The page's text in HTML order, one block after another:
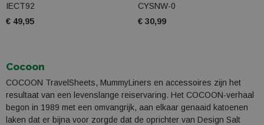
IECT92
€ 49,95
CYSNW-0
€ 30,99
Cocoon
COCOON TravelSheets, MummyLiners en accessoires zijn het
resultaat van een levenslange reiservaring. Het COCOON-verhaal
begon in 1989 met een omvangrijk, aan elkaar genaaid katoenen
laken dat er bijna voor zorgde dat de oprichter van Design Salt